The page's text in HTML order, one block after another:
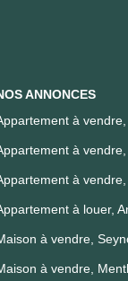
ANNONCES
à vendre,
à vendre,
à
à louer,
à vendre,
à vendre,